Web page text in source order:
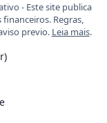
- Este site publica
Regras,
previo. Leia mais.